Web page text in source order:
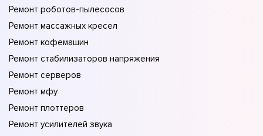
Ремонт роботов-пылесосов
Ремонт массажных кресел
Ремонт кофемашин
Ремонт стабилизаторов напряжения
Ремонт серверов
Ремонт мфу
Ремонт плоттеров
Ремонт усилителей звука